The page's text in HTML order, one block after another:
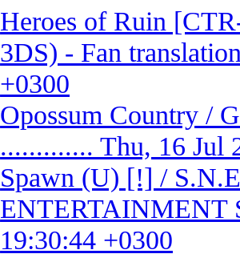
Heroes of Ruin
3DS) - Fan
+0300
Opossum Country /
............. Thu, 16 Jul
Spawn (U) [!] /
ENTERTAINMENT
19:30:44 +0300